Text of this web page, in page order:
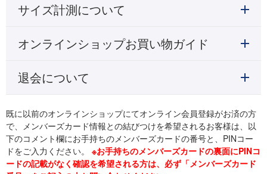
サイズ計測について
オンラインショップお買い物ガイド
退会について
既に以前のオンラインショップにてオンライン会員登録がお済の方
で、メンバーズカード情報との結びつけを希望されるお客様は、以
下のコメント欄にお手持ちのメンバーズカードの番号と、PINコー
ドをご入力ください。 ※お手持ちのメンバーズカードの裏面にPINコ
ードの記載がなく確認を希望される方は、必ず「メンバーズカード